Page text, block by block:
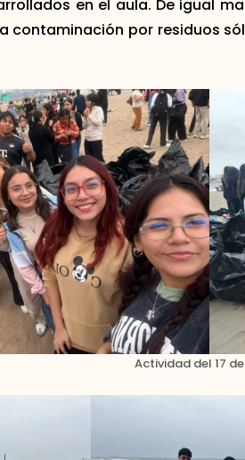
en el aula. De igual
contaminación por residuos
Actividad del 17